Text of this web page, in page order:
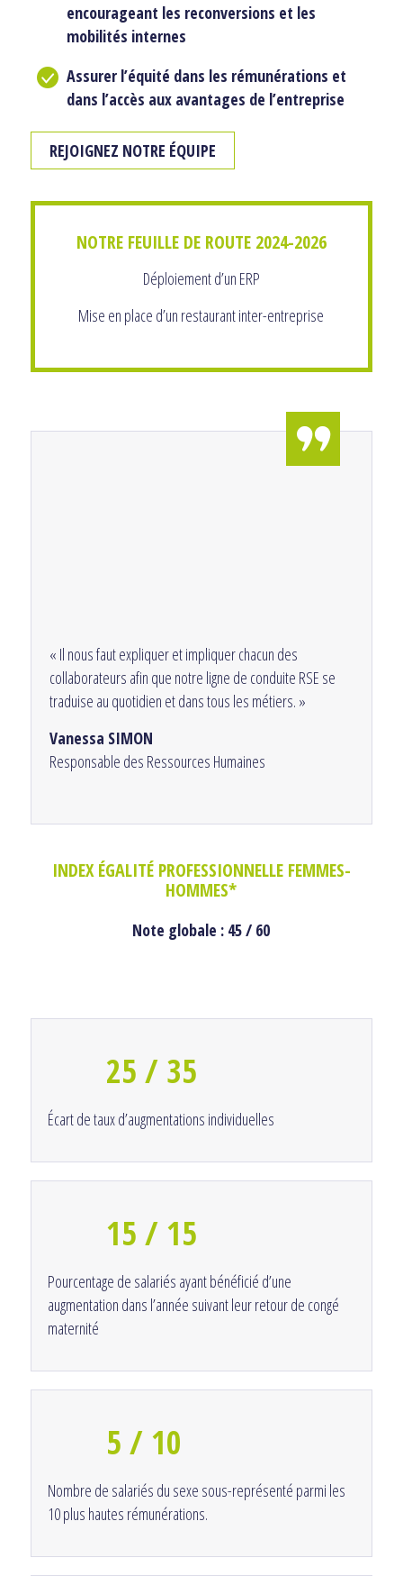
encourageant les reconversions et les
mobilités internes
Assurer l’équité dans les rémunérations et
dans l’accès aux avantages de l’entreprise
REJOIGNEZ NOTRE ÉQUIPE
NOTRE FEUILLE DE ROUTE 2024-2026
Déploiement d’un ERP
Mise en place d’un restaurant inter-entreprise
« Il nous faut expliquer et impliquer chacun des
collaborateurs afin que notre ligne de conduite RSE se
traduise au quotidien et dans tous les métiers. »
Vanessa SIMON
Responsable des Ressources Humaines
INDEX ÉGALITÉ PROFESSIONNELLE FEMMES-
HOMMES*
Note globale : 45 / 60
25 / 35
Écart de taux d’augmentations individuelles
15 / 15
Pourcentage de salariés ayant bénéficié d’une
augmentation dans l’année suivant leur retour de congé
maternité
5 / 10
Nombre de salariés du sexe sous-représenté parmi les
10 plus hautes rémunérations.